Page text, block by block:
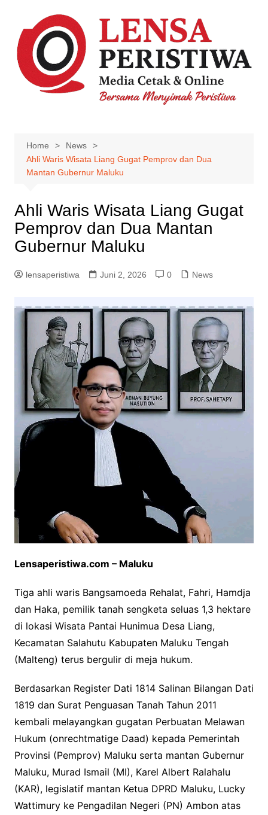
content
Home
News
Ahli Waris Wisata Liang Gugat Pemprov dan Dua
Mantan Gubernur Maluku
Ahli Waris Wisata Liang Gugat
Pemprov dan Dua Mantan
Gubernur Maluku
lensaperistiwa Juni 2, 2026 0 News
Lensaperistiwa.com – Maluku
Tiga ahli waris Bangsamoeda Rehalat, Fahri, Hamdja
dan Haka, pemilik tanah sengketa seluas 1,3 hektare
di lokasi Wisata Pantai Hunimua Desa Liang,
Kecamatan Salahutu Kabupaten Maluku Tengah
(Malteng) terus bergulir di meja hukum.
Berdasarkan Register Dati 1814 Salinan Bilangan Dati
1819 dan Surat Penguasan Tanah Tahun 2011
kembali melayangkan gugatan Perbuatan Melawan
Hukum (onrechtmatige Daad) kepada Pemerintah
Provinsi (Pemprov) Maluku serta mantan Gubernur
Maluku, Murad Ismail (MI), Karel Albert Ralahalu
(KAR), legislatif mantan Ketua DPRD Maluku, Lucky
Wattimury ke Pengadilan Negeri (PN) Ambon atas